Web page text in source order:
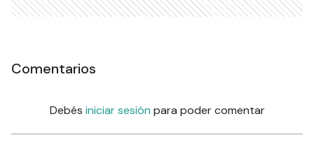
Comentarios
Debés iniciar sesión para poder comentar